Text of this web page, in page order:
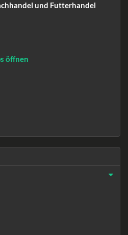
und Futterhandel
öffnen